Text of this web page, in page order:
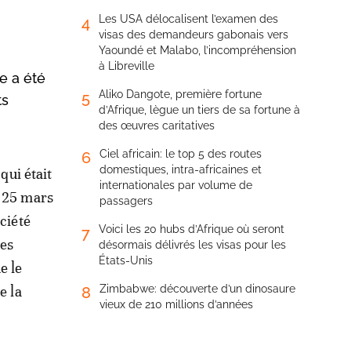
a été
était
mars
le
la
4
Les USA délocalisent l’examen des
visas des demandeurs gabonais vers
Yaoundé et Malabo, l’incompréhension
à Libreville
5
Aliko Dangote, première fortune
d’Afrique, lègue un tiers de sa fortune à
des œuvres caritatives
6
Ciel africain: le top 5 des routes
domestiques, intra-africaines et
internationales par volume de
passagers
7
Voici les 20 hubs d’Afrique où seront
désormais délivrés les visas pour les
États-Unis
8
Zimbabwe: découverte d’un dinosaure
vieux de 210 millions d’années